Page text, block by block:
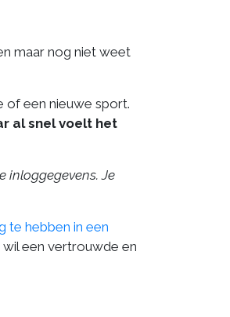
maar nog niet weet
of een nieuwe sport.
al snel voelt het
inloggegevens. Je
te hebben in een
wil een vertrouwde en